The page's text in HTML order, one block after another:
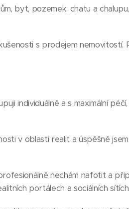
byt, pozemek, chatu a
s prodejem nemovitostí.
individuálně a s maximální
v oblasti realit a úspěšně
nechám nafotit a
portálech a sociálních sítích.